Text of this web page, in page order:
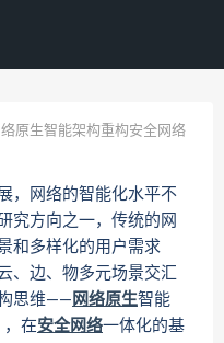
原生智能架构重构安全网络
，网络的智能化水平不
究方向之一，传统的网
和多样化的用户需求
、边、物多元场景交汇
思维—— 网络原生智能
，在安全网络一体化的基